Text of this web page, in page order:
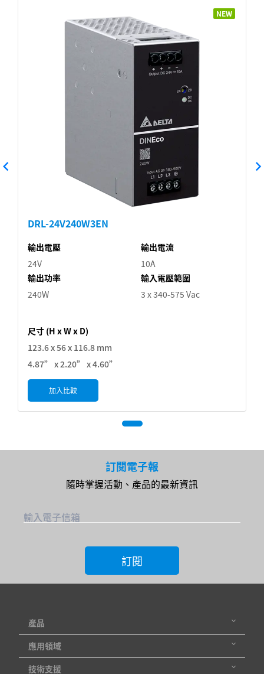
NEW
DRL-24V240W3EN
輸出電壓
24V
輸出功率
240W
輸出電流
10A
輸入電壓範圍
3 x 340-575 Vac
尺寸 (H x W x D)
123.6 x 56 x 116.8 mm
4.87” x 2.20” x 4.60”
加入比較
訂閱電子報
隨時掌握活動、產品的最新資訊
輸入電子信箱
訂閱
產品
應用領域
技術支援